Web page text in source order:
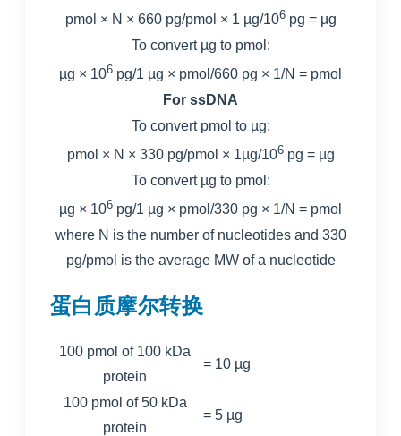
pmol × N × 660 pg/pmol × 1 µg/106 pg = µg
To convert µg to pmol:
µg × 106 pg/1 µg × pmol/660 pg × 1/N = pmol
For ssDNA
To convert pmol to µg:
pmol × N × 330 pg/pmol × 1µg/106 pg = µg
To convert µg to pmol:
µg × 106 pg/1 µg × pmol/330 pg × 1/N = pmol
where N is the number of nucleotides and 330
pg/pmol is the average MW of a nucleotide
蛋白质摩尔转换
100 pmol of 100 kDa
protein
= 10 µg
100 pmol of 50 kDa
protein
= 5 µg